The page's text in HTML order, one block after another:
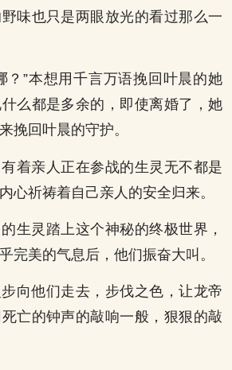
味也只是两眼放光的看过那么一
？”本想用千言万语挽回叶晨的她
么都是多余的，即使离婚了，她
挽回叶晨的守护。
着亲人正在参战的生灵无不都是
心祈祷着自己亲人的安全归来。
生灵踏上这个神秘的终极世界，
完美的气息后，他们振奋大叫。
向他们走去，步伐之色，让龙帝
亡的钟声的敲响一般，狠狠的敲